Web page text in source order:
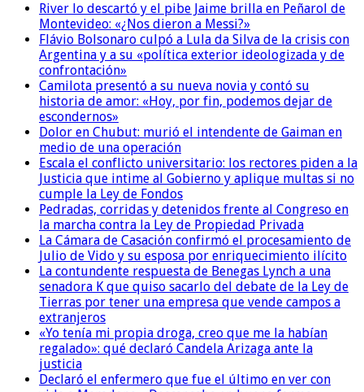
River lo descartó y el pibe Jaime brilla en Peñarol de
Montevideo: «¿Nos dieron a Messi?»
Flávio Bolsonaro culpó a Lula da Silva de la crisis con
Argentina y a su «política exterior ideologizada y de
confrontación»
Camilota presentó a su nueva novia y contó su
historia de amor: «Hoy, por fin, podemos dejar de
escondernos»
Dolor en Chubut: murió el intendente de Gaiman en
medio de una operación
Escala el conflicto universitario: los rectores piden a la
Justicia que intime al Gobierno y aplique multas si no
cumple la Ley de Fondos
Pedradas, corridas y detenidos frente al Congreso en
la marcha contra la Ley de Propiedad Privada
La Cámara de Casación confirmó el procesamiento de
Julio de Vido y su esposa por enriquecimiento ilícito
La contundente respuesta de Benegas Lynch a una
senadora K que quiso sacarlo del debate de la Ley de
Tierras por tener una empresa que vende campos a
extranjeros
«Yo tenía mi propia droga, creo que me la habían
regalado»: qué declaró Candela Arizaga ante la
justicia
Declaró el enfermero que fue el último en ver con